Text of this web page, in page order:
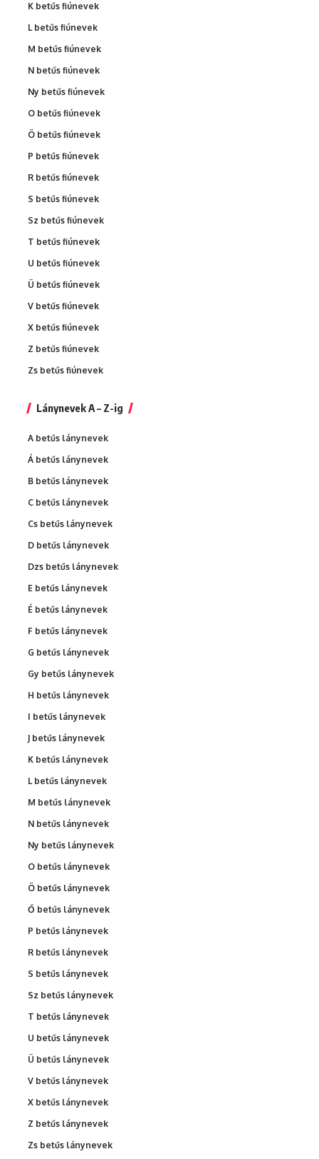
K betűs fiúnevek
L betűs fiúnevek
M betűs fiúnevek
N betűs fiúnevek
Ny betűs fiúnevek
O betűs fiúnevek
Ö betűs fiúnevek
P betűs fiúnevek
R betűs fiúnevek
S betűs fiúnevek
Sz betűs fiúnevek
T betűs fiúnevek
U betűs fiúnevek
Ü betűs fiúnevek
V betűs fiúnevek
X betűs fiúnevek
Z betűs fiúnevek
Zs betűs fiúnevek
Lánynevek A – Z-ig
A betűs lánynevek
Á betűs lánynevek
B betűs lánynevek
C betűs lánynevek
Cs betűs lánynevek
D betűs lánynevek
Dzs betűs lánynevek
E betűs lánynevek
É betűs lánynevek
F betűs lánynevek
G betűs lánynevek
Gy betűs lánynevek
H betűs lánynevek
I betűs lánynevek
J betűs lánynevek
K betűs lánynevek
L betűs lánynevek
M betűs lánynevek
N betűs lánynevek
Ny betűs lánynevek
O betűs lánynevek
Ö betűs lánynevek
Ő betűs lánynevek
P betűs lánynevek
R betűs lánynevek
S betűs lánynevek
Sz betűs lánynevek
T betűs lánynevek
U betűs lánynevek
Ü betűs lánynevek
V betűs lánynevek
X betűs lánynevek
Z betűs lánynevek
Zs betűs lánynevek